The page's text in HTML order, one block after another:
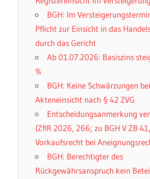
BGH: Im
Pflicht zur Einsicht in das
durch das Gericht
Ab 01.07.2026: Basiszins
%
BGH: Keine Schwärzungen bei
Akteneinsicht nach § 42 ZVG
Entscheidungsanmerkung
(ZfIR 2026, 266; zu BGH V ZB
Vorkaufsrecht bei
BGH: Berechtigter des
Rückgewährsanspruch kein